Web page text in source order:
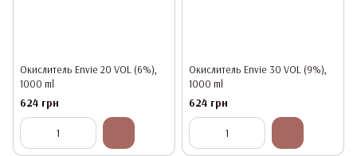
Окислитель Envie 20 VOL (6%),
1000 ml
624 грн
Окислитель Envie 30 VOL (9%),
1000 ml
624 грн